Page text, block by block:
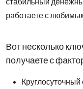
работаете с
Вот несколько
получаете с